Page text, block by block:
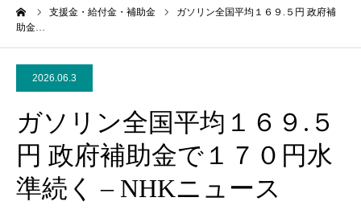
支援金・給付金・補助金
ガソリン全国平均１６９.５円 政府補
助金…
2026.06.3
ガソリン全国平均１６９.５
円 政府補助金で１７０円水
準続く – NHKニュース